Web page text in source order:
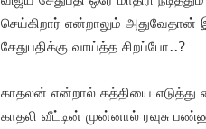
செய்கிறார் என்றாலும்
சேதுபதிக்கு வாய்த்த சிறப்போ..?
காதலன் என்றால் கத்தியை எடுத்து
காதலி வீட்டின் முன்னால் ரவுசு